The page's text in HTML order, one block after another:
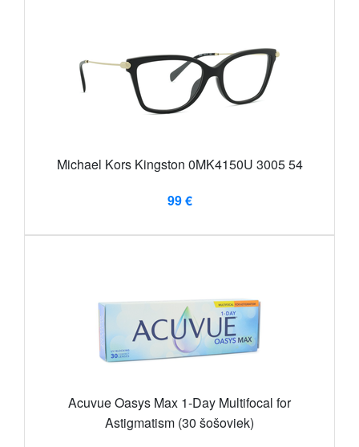
Michael Kors Kingston 0MK4150U 3005 54
99 €
Acuvue Oasys Max 1-Day Multifocal for
Astigmatism (30 šošoviek)